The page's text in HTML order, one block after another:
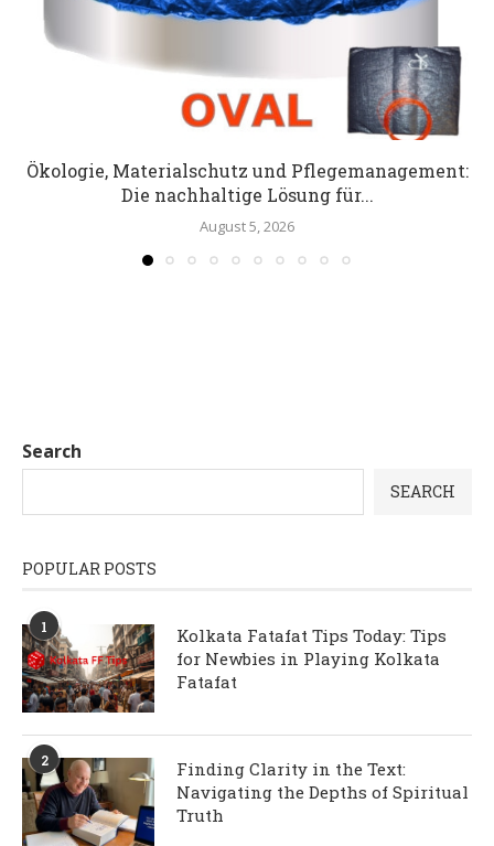
Ökologie, Materialschutz und Pflegemanagement:
Die nachhaltige Lösung für...
August 5, 2026
Search
SEARCH
POPULAR POSTS
1
Kolkata Fatafat Tips Today: Tips
for Newbies in Playing Kolkata
Fatafat
2
Finding Clarity in the Text:
Navigating the Depths of Spiritual
Truth